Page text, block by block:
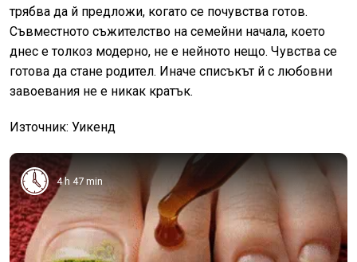
трябва да й предложи, когато се почувства готов.
Съвместното съжителство на семейни начала, което
днес е толкоз модерно, не е нейното нещо. Чувства се
готова да стане родител. Иначе списъкът й с любовни
завоевания не е никак кратък.
Източник: Уикенд
4 h 47 min